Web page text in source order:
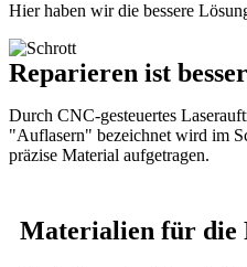
Hier haben wir die bessere
Reparieren ist
Durch CNC-gesteuertes
"Auflasern" bezeichnet wird im
präzise Material aufgetragen.
Materialien für die